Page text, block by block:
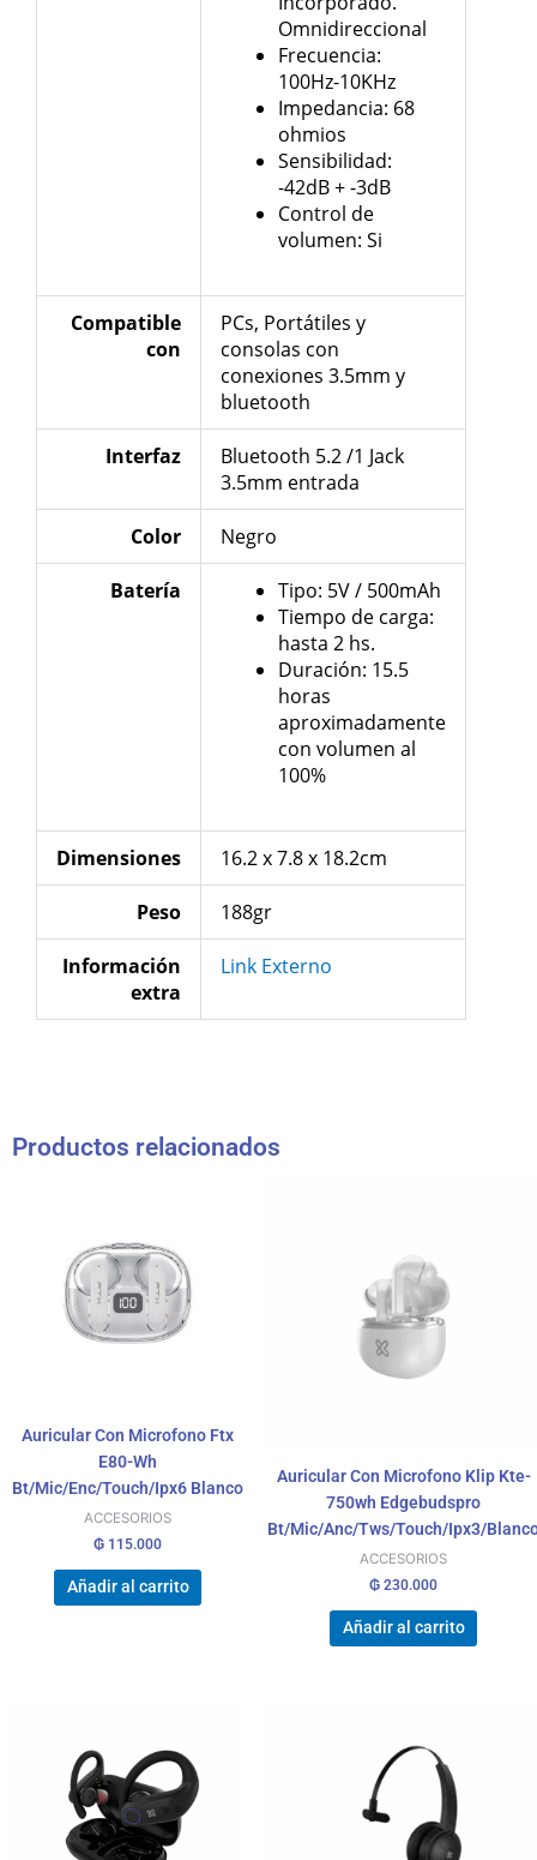
Omnidireccional
Frecuencia:
100Hz-10KHz
Impedancia: 68
ohmios
Sensibilidad:
-42dB + -3dB
Control de
volumen: Si
Compatible
con
PCs, Portátiles y
consolas con
conexiones 3.5mm y
bluetooth
Interfaz
Bluetooth 5.2 /1 Jack
3.5mm entrada
Color Negro
Batería
Tipo: 5V / 500mAh
Tiempo de carga:
hasta 2 hs.
Duración: 15.5
horas
aproximadamente
con volumen al
100%
Dimensiones 16.2 x 7.8 x 18.2cm
Peso 188gr
Información
extra
Link Externo
Productos relacionados
Auricular Con Microfono Ftx
E80-Wh
Bt/Mic/Enc/Touch/Ipx6 Blanco
ACCESORIOS
₲ 115.000
Añadir al carrito
Auricular Con Microfono Klip Kte-
750wh Edgebudspro
Bt/Mic/Anc/Tws/Touch/Ipx3/
ACCESORIOS
₲ 230.000
Añadir al carrito